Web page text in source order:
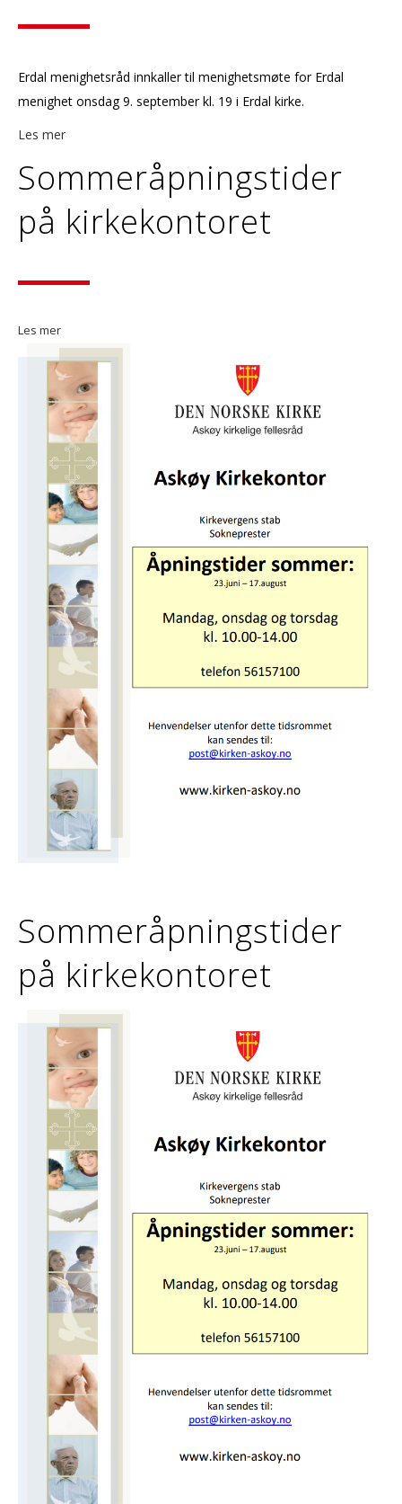
Erdal menighetsråd innkaller til menighetsmøte for Erdal
menighet onsdag 9. september kl. 19 i Erdal kirke.
Les mer
Sommeråpningstider
på kirkekontoret
Les mer
Sommeråpningstider
på kirkekontoret